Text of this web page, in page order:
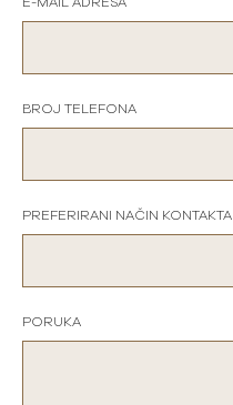
BROJ TELEFONA
PREFERIRANI NAČIN KONTAKTA
PORUKA